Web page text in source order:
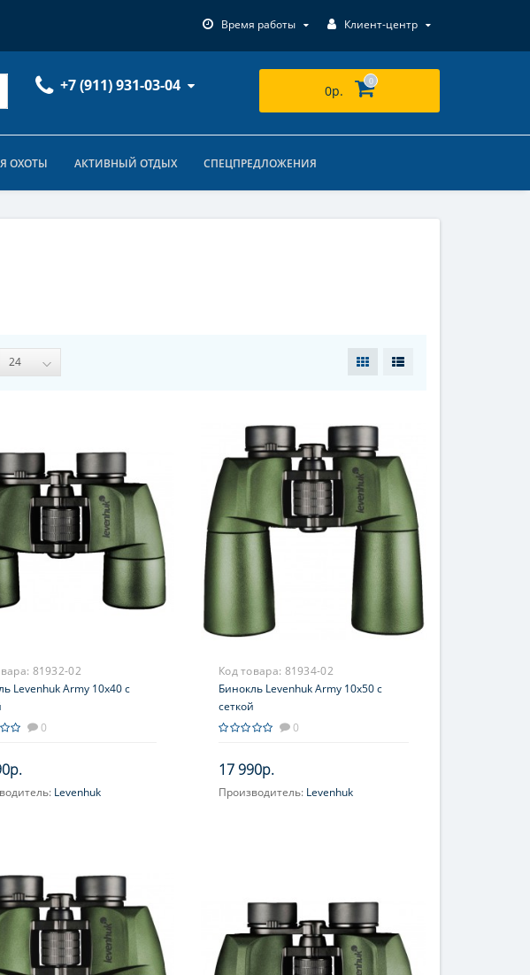
Время работы Клиент-центр
+7 (911) 931-03-04 0р.
0
ОХОТЫ АКТИВНЫЙ ОТДЫХ СПЕЦПРЕДЛОЖЕНИЯ
81932-02
Levenhuk Army 10x40 с
0
Levenhuk
Код товара: 81934-02
Бинокль Levenhuk Army 10x50 с
сеткой
0
17 990р.
Производитель: Levenhuk